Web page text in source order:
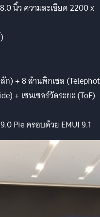
นิ้ว ความละเอียด 2200 x
) + 8 ล้านพิกเซล
+ เซนเซอร์วัดระยะ (ToF)
Pie ครอบด้วย EMUI 9.1